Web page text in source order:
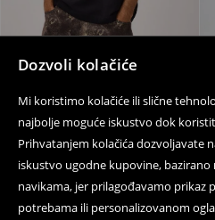
Dozvoli kolačiće
Mi koristimo kolačiće ili slične
najbolje moguće iskustvo dok
Prihvatanjem kolačića dozvoljavate
iskustvo ugodne kupovine, bazirano
navikama, jer prilagođavamo prikaz
potrebama ili personalizovanom
Majica s uzorkom Toxicity System of a Down
39,95 BAM